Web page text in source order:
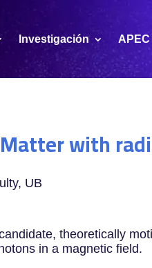
Investigación APEC
with
UB
theoretically
in a magnetic field.